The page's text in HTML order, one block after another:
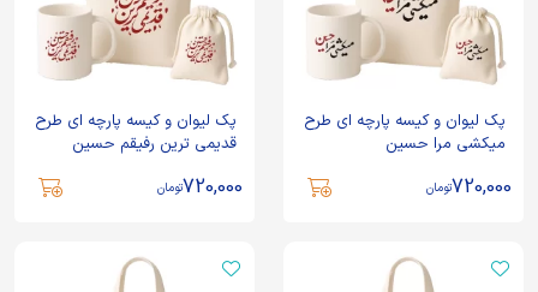
پک لیوان و کیسه پارچه ای طرح
میکشی مرا حسین
720,000تومان
پک لیوان و کیسه پارچه ای طرح
قدیمی ترین رفیقم حسین
720,000تومان